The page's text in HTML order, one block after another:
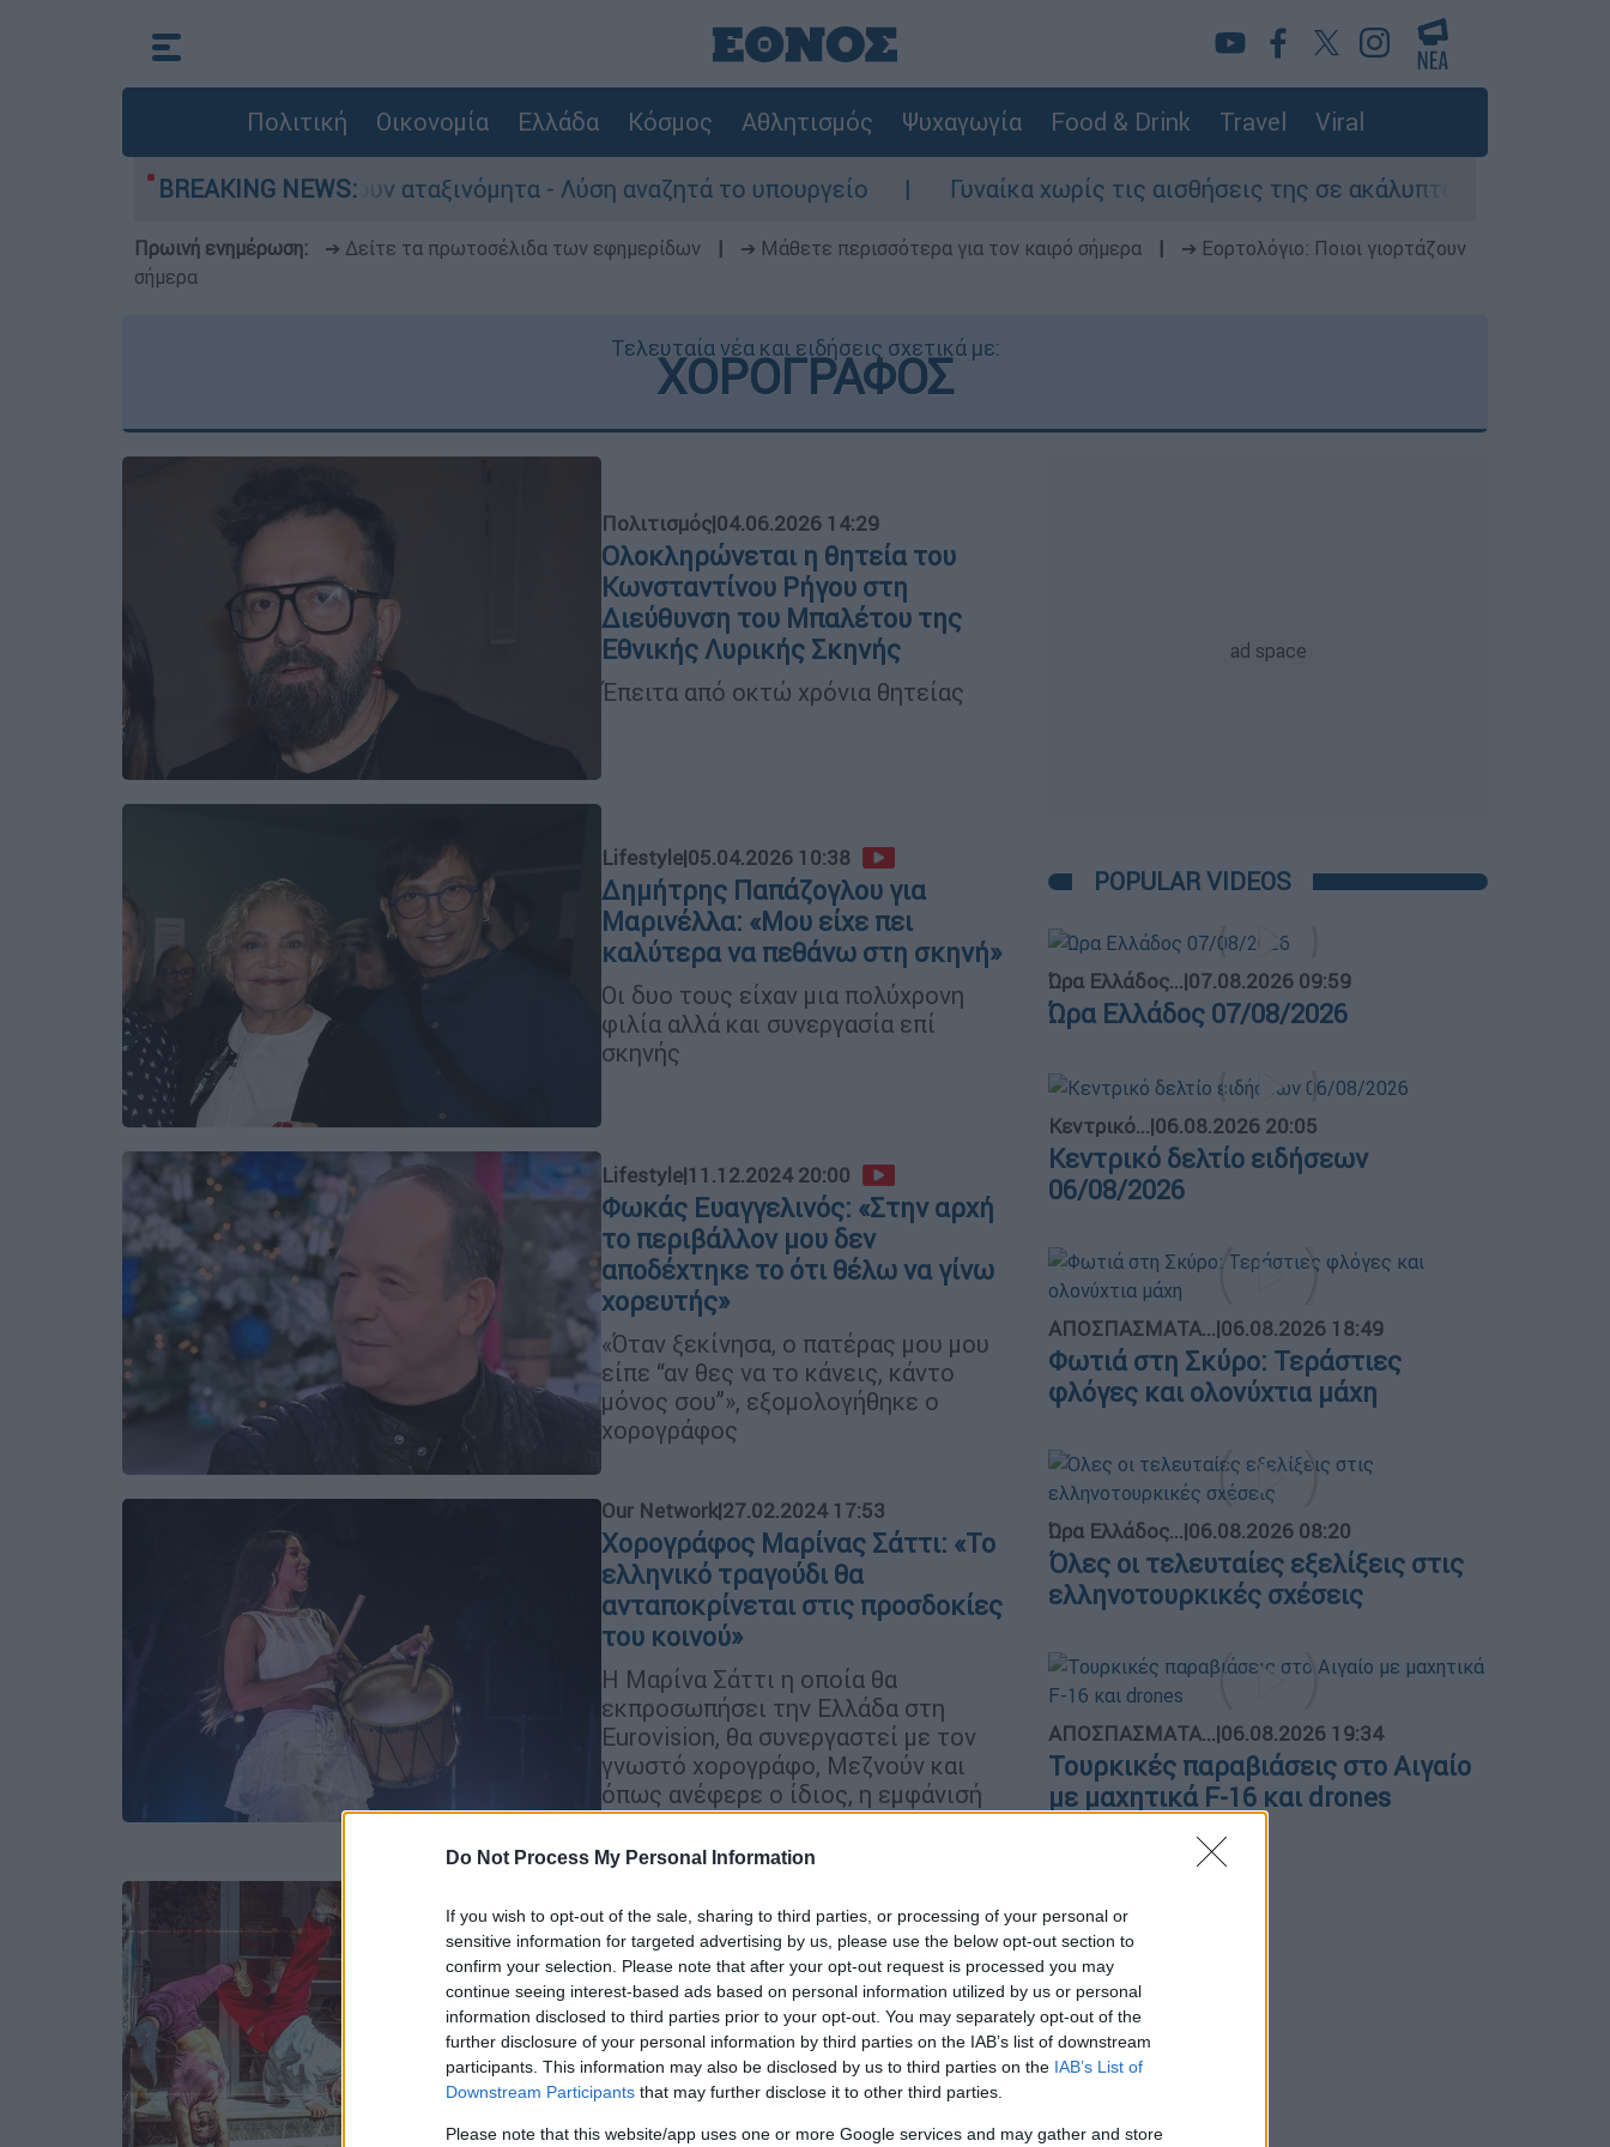
Do Not Process My Personal Information
If you wish to opt-out of the sale, sharing to third parties, or processing of your personal or
sensitive information for targeted advertising by us, please use the below opt-out section to
confirm your selection. Please note that after your opt-out request is processed you may
continue seeing interest-based ads based on personal information utilized by us or personal
information disclosed to third parties prior to your opt-out. You may separately opt-out of the
further disclosure of your personal information by third parties on the IAB’s list of downstream
participants. This information may also be disclosed by us to third parties on the IAB’s List of
Downstream Participants that may further disclose it to other third parties.
Please note that this website/app uses one or more Google services and may gather and store
Πολιτική Οικονομία Ελλάδα Κόσμος Αθλητισμός Ψυχαγωγία Food & Drink Travel Viral
BREAKING NEWS:
παραμένουν αταξινόμητα - Λύση αναζητά το υπουργείο Γυναίκα χωρίς τις αισθήσεις της σε ακάλυπτο πολυκατοικίας στη
Πρωινή ενημέρωση: ➔ Δείτε τα πρωτοσέλιδα των εφημερίδων ➔ Μάθετε περισσότερα για τον καιρό σήμερα
➔ Εορτολόγιο: Ποιοι γιορτάζουν
σήμερα
Τελευταία νέα και ειδήσεις σχετικά με:
ΧΟΡΟΓΡΑΦΟΣ
Πολιτισμός|04.06.2026 14:29
Ολοκληρώνεται η θητεία του
Κωνσταντίνου Ρήγου στη
Διεύθυνση του Μπαλέτου της
Εθνικής Λυρικής Σκηνής
Έπειτα από οκτώ χρόνια θητείας
Lifestyle|05.04.2026 10:38
Δημήτρης Παπάζογλου για
Μαρινέλλα: «Μου είχε πει
καλύτερα να πεθάνω στη σκηνή»
Οι δυο τους είχαν μια πολύχρονη
φιλία αλλά και συνεργασία επί
σκηνής
Lifestyle|11.12.2024 20:00
Φωκάς Ευαγγελινός: «Στην αρχή
το περιβάλλον μου δεν
αποδέχτηκε το ότι θέλω να γίνω
χορευτής»
«Όταν ξεκίνησα, ο πατέρας μου μου
είπε “αν θες να το κάνεις, κάντο
μόνος σου”», εξομολογήθηκε ο
χορογράφος
Our Network|27.02.2024 17:53
Χορογράφος Μαρίνας Σάττι: «Το
ελληνικό τραγούδι θα
ανταποκρίνεται στις προσδοκίες
του κοινού»
Η Μαρίνα Σάττι η οποία θα
εκπροσωπήσει την Ελλάδα στη
Eurovision, θα συνεργαστεί με τον
γνωστό χορογράφο, Μεζνούν και
όπως ανέφερε ο ίδιος, η εμφάνισή
της θα έχει πολλές εκπλήξεις
Moving Colors Festival: «Μέσα από
τον χορό αναδεικνύονται
καταστάσεις που είναι άμεσα
συνδεδεμένες με τους
προβληματισμούς των νέων»
Η καλλιτεχνική διευθύντρια του
φεστιβάλ, Φρόσω Τρούσα, μιλά
POPULAR VIDEOS
Ώρα Ελλάδος...|07.08.2026 09:59
Ώρα Ελλάδος 07/08/2026
Κεντρικό...|06.08.2026 20:05
Κεντρικό δελτίο ειδήσεων
06/08/2026
ΑΠΟΣΠΑΣΜΑΤΑ...|06.08.2026 18:49
Φωτιά στη Σκύρο: Τεράστιες
φλόγες και ολονύχτια μάχη
Ώρα Ελλάδος...|06.08.2026 08:20
Όλες οι τελευταίες εξελίξεις στις
ελληνοτουρκικές σχέσεις
ΑΠΟΣΠΑΣΜΑΤΑ...|06.08.2026 19:34
Τουρκικές παραβιάσεις στο Αιγαίο
με μαχητικά F-16 και drones